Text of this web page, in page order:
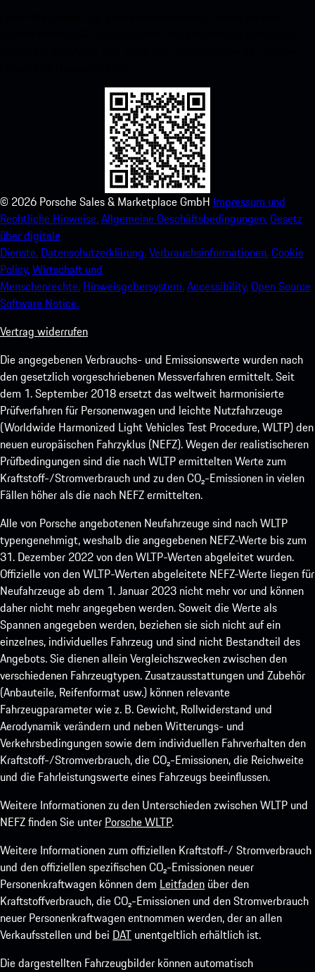
© 2026 Porsche Sales & Marketplace GmbH Impressum und
Rechtliche Hinweise.Allgemeine Geschäftsbedingungen.Gesetz
über digitale
Dienste. Datenschutzerklärung.Verbrauchsinformationen.Cookie
Policy.Wirtschaft und
Menschenrechte. Hinweisgebersystem.Accessibility.Open Source
Software Notice.
Vertrag widerrufen
Die angegebenen Verbrauchs- und Emissionswerte wurden nach
den gesetzlich vorgeschriebenen Messverfahren ermittelt. Seit
dem 1. September 2018 ersetzt das weltweit harmonisierte
Prüfverfahren für Personenwagen und leichte Nutzfahrzeuge
(Worldwide Harmonized Light Vehicles Test Procedure, WLTP) den
neuen europäischen Fahrzyklus (NEFZ). Wegen der realistischeren
Prüfbedingungen sind die nach WLTP ermittelten Werte zum
Kraftstoff-/Stromverbrauch und zu den CO₂-Emissionen in vielen
Fällen höher als die nach NEFZ ermittelten.
Alle von Porsche angebotenen Neufahrzeuge sind nach WLTP
typengenehmigt, weshalb die angegebenen NEFZ-Werte bis zum
31. Dezember 2022 von den WLTP-Werten abgeleitet wurden.
Offizielle von den WLTP-Werten abgeleitete NEFZ-Werte liegen für
Neufahrzeuge ab dem 1. Januar 2023 nicht mehr vor und können
daher nicht mehr angegeben werden. Soweit die Werte als
Spannen angegeben werden, beziehen sie sich nicht auf ein
einzelnes, individuelles Fahrzeug und sind nicht Bestandteil des
Angebots. Sie dienen allein Vergleichszwecken zwischen den
verschiedenen Fahrzeugtypen. Zusatzausstattungen und Zubehör
(Anbauteile, Reifenformat usw.) können relevante
Fahrzeugparameter wie z. B. Gewicht, Rollwiderstand und
Aerodynamik verändern und neben Witterungs- und
Verkehrsbedingungen sowie dem individuellen Fahrverhalten den
Kraftstoff-/Stromverbrauch, die CO₂-Emissionen, die Reichweite
und die Fahrleistungswerte eines Fahrzeugs beeinflussen.
Weitere Informationen zu den Unterschieden zwischen WLTP und
NEFZ finden Sie unter Porsche WLTP.
Weitere Informationen zum offiziellen Kraftstoff-/ Stromverbrauch
und den offiziellen spezifischen CO₂-Emissionen neuer
Personenkraftwagen können dem Leitfaden über den
Kraftstoffverbrauch, die CO₂-Emissionen und den Stromverbrauch
neuer Personenkraftwagen entnommen werden, der an allen
Verkaufsstellen und bei DAT unentgeltlich erhältlich ist.
Die dargestellten Fahrzeugbilder können automatisch